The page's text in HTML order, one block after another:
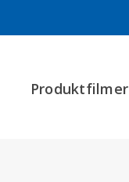
Produktfilmer